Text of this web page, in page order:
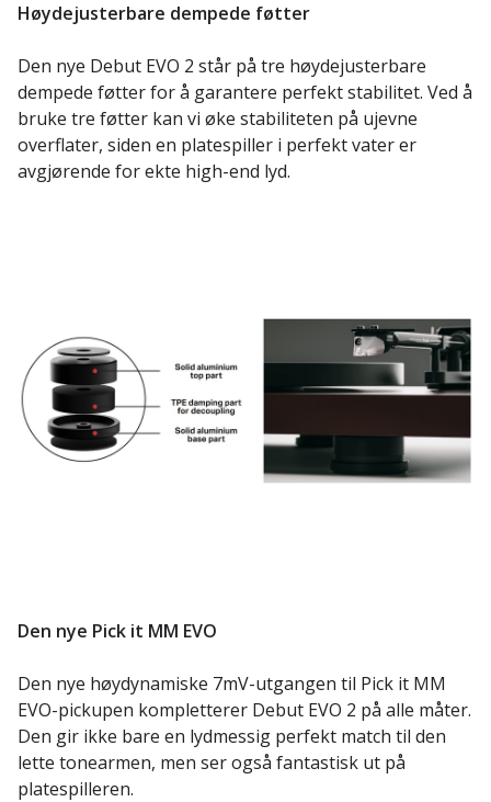
Høydejusterbare dempede føtter
Den nye Debut EVO 2 står på tre høydejusterbare
dempede føtter for å garantere perfekt stabilitet. Ved å
bruke tre føtter kan vi øke stabiliteten på ujevne
overflater, siden en platespiller i perfekt vater er
avgjørende for ekte high-end lyd.
Den nye Pick it MM EVO
Den nye høydynamiske 7mV-utgangen til Pick it MM
EVO-pickupen kompletterer Debut EVO 2 på alle måter.
Den gir ikke bare en lydmessig perfekt match til den
lette tonearmen, men ser også fantastisk ut på
platespilleren.